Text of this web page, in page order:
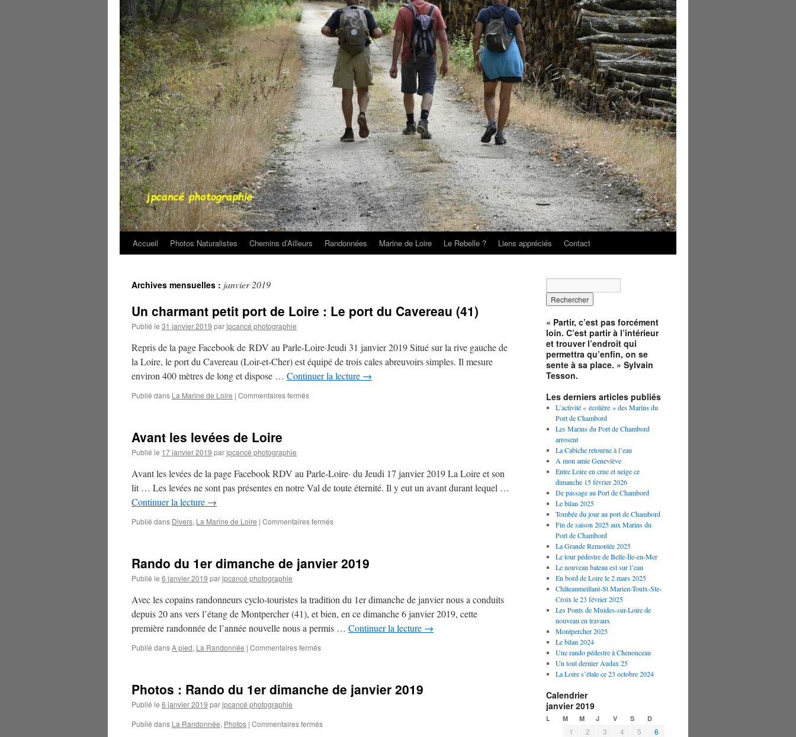
Accueil Photos Naturalistes Chemins d’Ailleurs Randonnées Marine de Loire Le Rebelle ? Liens appréciés Contact
Archives mensuelles : janvier 2019
Un charmant petit port de Loire : Le port du Cavereau (41)
Publié le 31 janvier 2019 parjpcancé photographie
Repris de la page Facebook de RDV au Parle-Loire·Jeudi 31 janvier 2019 Situé sur la rive gauche de
la Loire, le port du Cavereau (Loir-et-Cher) est équipé de trois cales abreuvoirs simples. Il mesure
environ 400 mètres de long et dispose … Continuer la lecture →
Publié dans La Marine de Loire | Commentaires ferméssur
:
Le
port
(41)
Avant les levées de Loire
Publié le 17 janvier 2019 parjpcancé photographie
Avant les levées de la page Facebook RDV au Parle-Loire· du Jeudi 17 janvier 2019 La Loire et son
lit … Les levées ne sont pas présentes en notre Val de toute éternité. Il y eut un avant durant lequel …
Continuer la lecture →
Publié dans Divers, La Marine de Loire | Commentaires ferméssur
de
Rando du 1er dimanche de janvier 2019
Publié le 6 janvier 2019 parjpcancé photographie
Avec les copains randonneurs cyclo-touristes la tradition du 1er dimanche de janvier nous a conduits
depuis 20 ans vers l’étang de Montpercher (41), et bien, en ce dimanche 6 janvier 2019, cette
première randonnée de l’année nouvelle nous a permis … Continuer la lecture →
Publié dansA pied, La Randonnée | Commentaires ferméssur
dimanche
2019
Photos : Rando du 1er dimanche de janvier 2019
Publié le 6 janvier 2019 parjpcancé photographie
Publié dans La Randonnée, Photos | Commentaires ferméssur
« Partir, c’est pas forcément
loin. C’est partir à l’intérieur
et trouver l’endroit qui
permettra qu’enfin, on se
sente à sa place. » Sylvain
Tesson.
Les derniers articles publiés
L’activité « écolière » des Marins du
Port de Chambord
Les Marins du Port de Chambord
arrosent
La Cabiche retourne à l’eau
A mon amie Geneviève
Entre Loire en crue et neige ce
dimanche 15 février 2026
De passage au Port de Chambord
Le bilan 2025
Tombée du jour au port de Chambord
Fin de saison 2025 aux Marins du
Port de Chambord
La Grande Remontée 2025
Le tour pédestre de Belle-Île-en-Mer
Le nouveau bateau est sur l’eau
En bord de Loire le 2 mars 2025
Châteaumeillant-St Marien-Toulx-Ste-
Croix le 23 février 2025
Les Ponts de Muides-sur-Loire de
nouveau en travaux
Montpercher 2025
Le bilan 2024
Une rando pédestre à Chenonceau
Un tout dernier Audax 25
La Loire s’étale ce 23 octobre 2024
Calendrier
janvier 2019
L M M J V S D
1 2 3 4 5
6